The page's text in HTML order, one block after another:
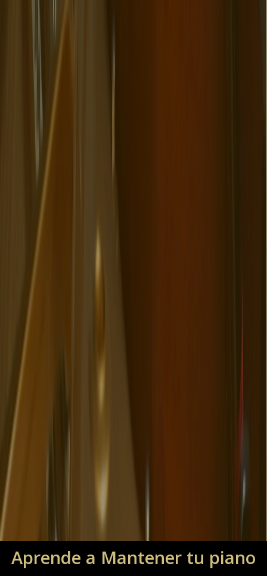
Aprende a Mantener tu piano